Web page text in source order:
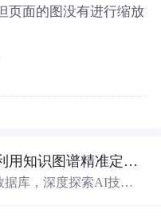
页面的图没有进行缩放
高校技术转移办公室如何利用知识图谱精准定位产业需求与技术适配点？.docx
据库，深度探索AI技术